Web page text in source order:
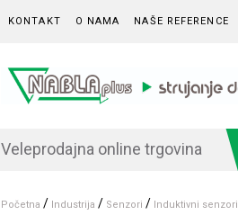
KONTAKT O NAMA NAŠE REFERENCE
Veleprodajna online trgovina
Početna / Industrija / Senzori / Induktivni senzori